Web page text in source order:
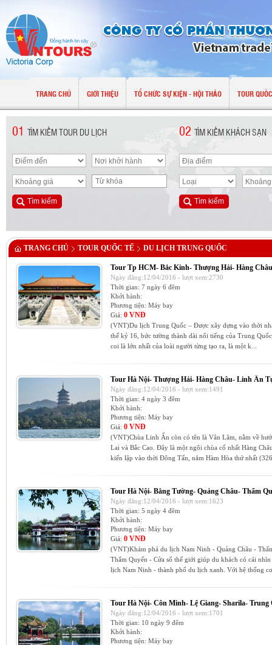
TRANG CHỦ GIỚI THIỆU TỔ CHỨC SỰ KIỆN - HỘI THẢO TOUR
01 TÌM KIẾM TOUR DU LỊCH 02 TÌM KIẾM KHÁCH SẠN
TRANG CHỦ TOUR QUỐC TẾ DU LỊCH TRUNG QUỐC
Tour Tp HCM- Bắc Kinh- Thượng Hải- Hàng
Ngày đăng:12/04/2016 - lượt xem:2730
Thời gian: 7 ngày 6 đêm
Khởi hành:
Phương tiện: Máy bay
Giá: 0 VNĐ
(VNT)Du lịch Trung Quốc – Được xây dựng vào thời
thế kỷ 16, bức tường thành dài nổi tiếng của Trung
coi là lớn nhất của loài người từng tạo ra, là một k...
Tour Hà Nội- Thượng Hải- Hàng Châu- Linh Ấn
Ngày đăng:12/04/2016 - lượt xem:1491
Thời gian: 4 ngày 3 đêm
Khởi hành:
Phương tiện: Máy bay
Giá: 0 VNĐ
(VNT)Chùa Linh Ẩn còn có tên là Vân Lâm, nằm về
Lai và Bắc Cao. Đây là một ngôi chùa cổ nhất Hàng
kiến lập vào thời Đông Tấn, năm Hàm Hòa thứ nhất
Tour Hà Nội- Bằng Tường- Quảng Châu- Thẩm
Ngày đăng:12/04/2016 - lượt xem:1623
Thời gian: 5 ngày 4 đêm
Khởi hành:
Phương tiện: Máy bay
Giá: 0 VNĐ
(VNT)Khám phá du lịch Nam Ninh - Quảng Châu -
Thẩm Quyến - Cửa sổ thế giới giúp du khách có cái
lịch Nam Ninh - thành phố du lịch xanh. Với hệ thống
Tour Hà Nội- Côn Minh- Lệ Giang- Sharila- Trung
Ngày đăng:12/04/2016 - lượt xem:1701
Thời gian: 10 ngày 9 đêm
Khởi hành:
Phương tiện: Máy bay